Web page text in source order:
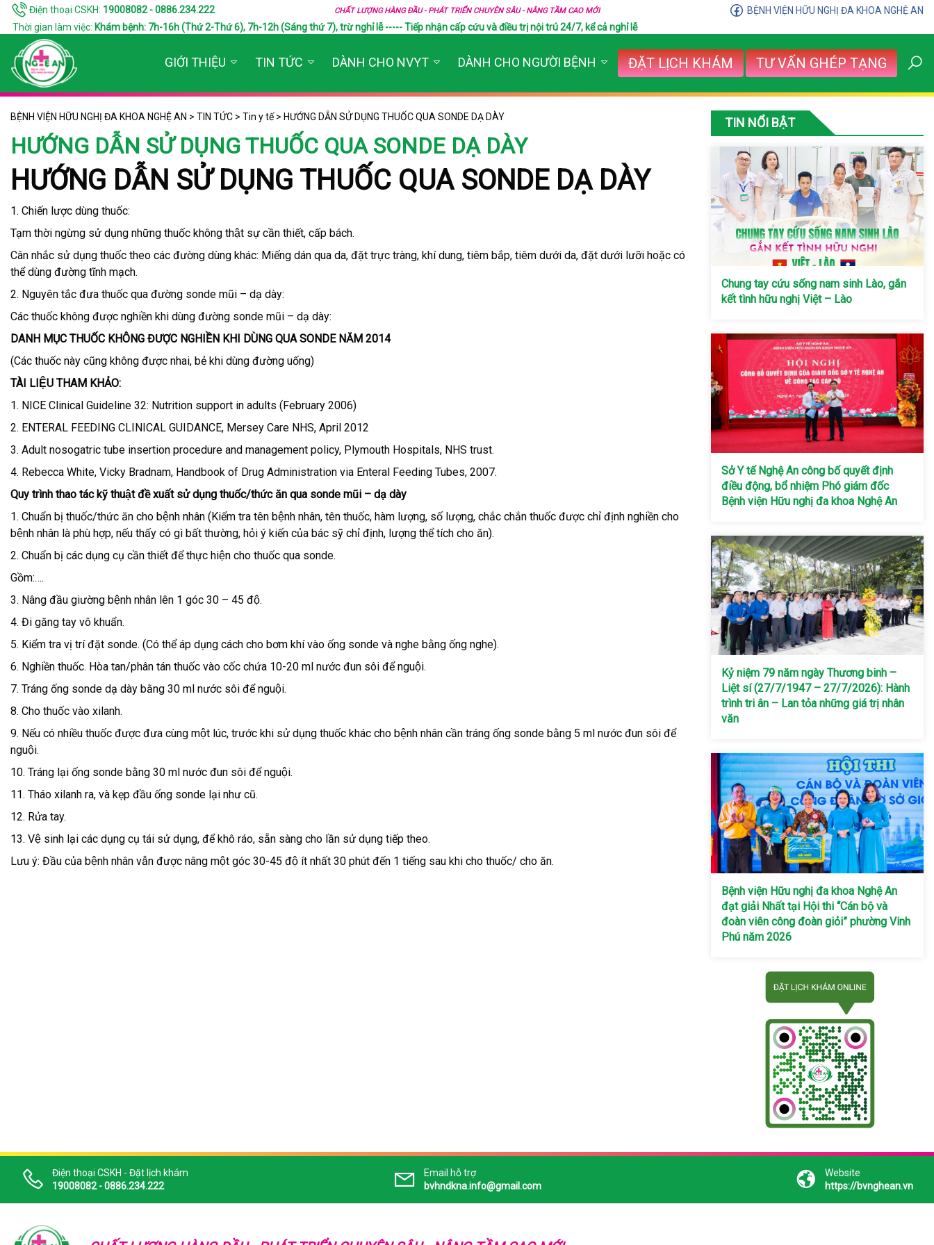
Điện thoại CSKH: 19008082 - 0886.234.222 CHẤT LƯỢNG HÀNG ĐẦU - PHÁT TRIỂN CHUYÊN SÂU - NÂNG TẦM CAO MỚI
BỆNH VIỆN HỮU NGHỊ ĐA KHOA NGHỆ AN
Thời gian làm việc: Khám bệnh: 7h-16h (Thứ 2-Thứ 6), 7h-12h (Sáng thứ 7), trừ nghỉ lễ ----- Tiếp nhận cấp cứu và điều trị nội trú 24/7, kể cả nghỉ lễ
GIỚI THIỆU TIN TỨC DÀNH CHO NVYT DÀNH CHO NGƯỜI BỆNH ĐẶT LỊCH KHÁM TƯ VẤN GHÉP TẠNG
BỆNH VIỆN HỮU NGHỊ ĐA KHOA NGHỆ AN > TIN TỨC > Tin y tế> HƯỚNG DẪN SỬ DỤNG THUỐC QUA SONDE DẠ DÀY
HƯỚNG DẪN SỬ DỤNG THUỐC QUA SONDE DẠ DÀY
HƯỚNG DẪN SỬ DỤNG THUỐC QUA SONDE DẠ DÀY
1. Chiến lược dùng thuốc:
Tạm thời ngừng sử dụng những thuốc không thật sự cần thiết, cấp bách.
Cân nhắc sử dụng thuốc theo các đường dùng khác: Miếng dán qua da, đặt trực tràng, khí dung, tiêm bắp, tiêm dưới da, đặt dưới lưỡi hoặc có
thể dùng đường tĩnh mạch.
2. Nguyên tắc đưa thuốc qua đường sonde mũi – dạ dày:
Các thuốc không được nghiền khi dùng đường sonde mũi – dạ dày:
DANH MỤC THUỐC KHÔNG ĐƯỢC NGHIỀN KHI DÙNG QUA SONDE NĂM 2014
(Các thuốc này cũng không được nhai, bẻ khi dùng đường uống)
TÀI LIỆU THAM KHẢO:
1. NICE Clinical Guideline 32: Nutrition support in adults (February 2006)
2. ENTERAL FEEDING CLINICAL GUIDANCE, Mersey Care NHS, April 2012
3. Adult nosogatric tube insertion procedure and management policy, Plymouth Hospitals, NHS trust.
4. Rebecca White, Vicky Bradnam, Handbook of Drug Administration via Enteral Feeding Tubes, 2007.
Quy trình thao tác kỹ thuật đề xuất sử dụng thuốc/thức ăn qua sonde mũi – dạ dày
1. Chuẩn bị thuốc/thức ăn cho bệnh nhân (Kiểm tra tên bệnh nhân, tên thuốc, hàm lượng, số lượng, chắc chắn thuốc được chỉ định nghiền cho
bệnh nhân là phù hợp, nếu thấy có gì bất thường, hỏi ý kiến của bác sỹ chỉ định, lượng thể tích cho ăn).
2. Chuẩn bị các dụng cụ cần thiết để thực hiện cho thuốc qua sonde.
Gồm:….
3. Nâng đầu giường bệnh nhân lên 1 góc 30 – 45 độ.
4. Đi găng tay vô khuẩn.
5. Kiểm tra vị trí đặt sonde. (Có thể áp dụng cách cho bơm khí vào ống sonde và nghe bằng ống nghe).
6. Nghiền thuốc. Hòa tan/phân tán thuốc vào cốc chứa 10-20 ml nước đun sôi để nguội.
7. Tráng ống sonde dạ dày bằng 30 ml nước sôi để nguội.
8. Cho thuốc vào xilanh.
9. Nếu có nhiều thuốc được đưa cùng một lúc, trước khi sử dụng thuốc khác cho bệnh nhân cần tráng ống sonde bằng 5 ml nước đun sôi để
nguội.
10. Tráng lại ống sonde bằng 30 ml nước đun sôi để nguội.
11. Tháo xilanh ra, và kẹp đầu ống sonde lại như cũ.
12. Rửa tay.
13. Vệ sinh lại các dụng cụ tái sử dụng, để khô ráo, sẵn sàng cho lần sử dụng tiếp theo.
Lưu ý: Đầu của bệnh nhân vẫn được nâng một góc 30-45 độ ít nhất 30 phút đến 1 tiếng sau khi cho thuốc/ cho ăn.
TIN NỔI BẬT
Chung tay cứu sống nam sinh Lào, gắn
kết tình hữu nghị Việt – Lào
Sở Y tế Nghệ An công bố quyết định
điều động, bổ nhiệm Phó giám đốc
Bệnh viện Hữu nghị đa khoa Nghệ An
Kỷ niệm 79 năm ngày Thương binh –
Liệt sí (27/7/1947 – 27/7/2026): Hành
trình tri ân – Lan tỏa những giá trị nhân
văn
Bệnh viện Hữu nghị đa khoa Nghệ An
đạt giải Nhất tại Hội thi “Cán bộ và
đoàn viên công đoàn giỏi” phường Vinh
Phú năm 2026
Điện thoại CSKH - Đặt lịch khám
19008082 - 0886.234.222
Email hỗ trợ
bvhndkna.info@gmail.com
Website
https://bvnghean.vn